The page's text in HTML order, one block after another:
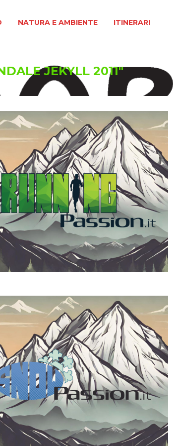
NATURA E AMBIENTE ITINERARI
JEKYLL 2011"